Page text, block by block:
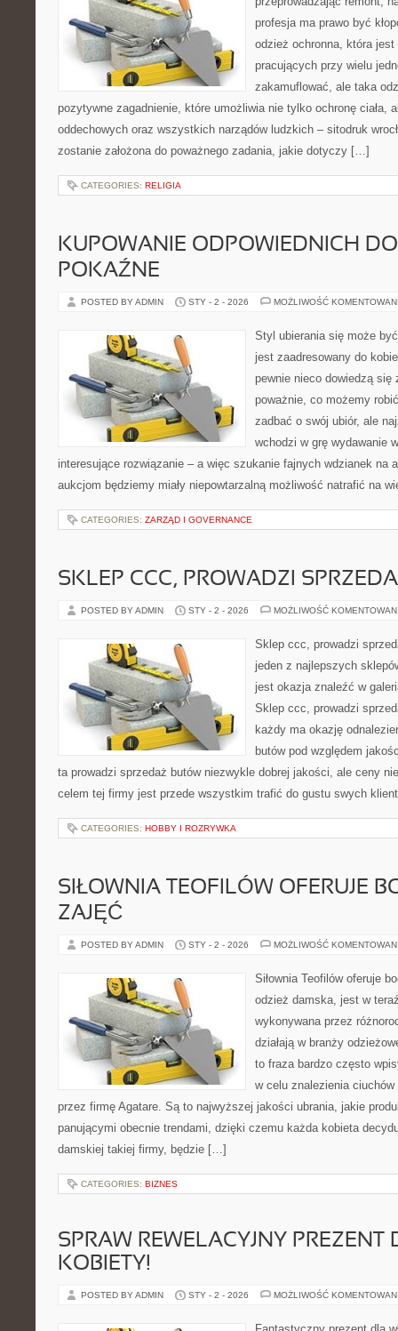
profesja ma prawo być
odzież ochronna, która jest
pracujących przy wielu
zakamuflować, ale taka
pozytywne zagadnienie, które umożliwia nie tylko ochronę ciała,
oddechowych oraz wszystkich narządów ludzkich – sitodruk
zostanie założona do poważnego zadania, jakie dotyczy […]
CATEGORIES: RELIGIA
KUPOWANIE ODPOWIEDNICH
POKAŹNE
POSTED BY ADMIN STY - 2 - 2026 MOŻLIWOŚĆ
Styl ubierania się może
jest zaadresowany do
pewnie nieco dowiedzą
poważnie, co możemy
zadbać o swój ubiór, ale
wchodzi w grę wydawanie
interesujące rozwiązanie – a więc szukanie fajnych wdzianek na
aukcjom będziemy miały niepowtarzalną możliwość natrafić na
CATEGORIES: ZARZĄD I GOVERNANCE
SKLEP CCC, PROWADZI
POSTED BY ADMIN STY - 2 - 2026 MOŻLIWOŚĆ
Sklep ccc, prowadzi
jeden z najlepszych
jest okazja znaleźć w
Sklep ccc, prowadzi
każdy ma okazję
butów pod względem
ta prowadzi sprzedaż butów niezwykle dobrej jakości, ale ceny
celem tej firmy jest przede wszystkim trafić do gustu swych
CATEGORIES: HOBBY I ROZRYWKA
SIŁOWNIA TEOFILÓW OFERUJE
ZAJĘĆ
POSTED BY ADMIN STY - 2 - 2026 MOŻLIWOŚĆ
Siłownia Teofilów oferuje
odzież damska, jest w
wykonywana przez
działają w branży
to fraza bardzo często
w celu znalezienia
przez firmę Agatare. Są to najwyższej jakości ubrania, jakie
panującymi obecnie trendami, dzięki czemu każda kobieta
damskiej takiej firmy, będzie […]
CATEGORIES: BIZNES
SPRAW REWELACYJNY PREZENT
KOBIETY!
POSTED BY ADMIN STY - 2 - 2026 MOŻLIWOŚĆ